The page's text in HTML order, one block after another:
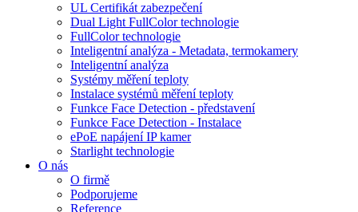
UL Certifikát zabezpečení
Dual Light FullColor technologie
FullColor technologie
Inteligentní analýza - Metadata, termokamery
Inteligentní analýza
Systémy měření teploty
Instalace systémů měření teploty
Funkce Face Detection - představení
Funkce Face Detection - Instalace
ePoE napájení IP kamer
Starlight technologie
O nás
O firmě
Podporujeme
Reference